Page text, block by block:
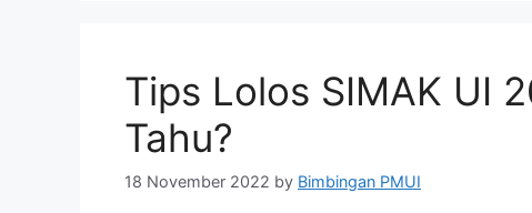
Tips Lolos SIMAK UI
Tahu?
18 November 2022 by Bimbingan PMUI